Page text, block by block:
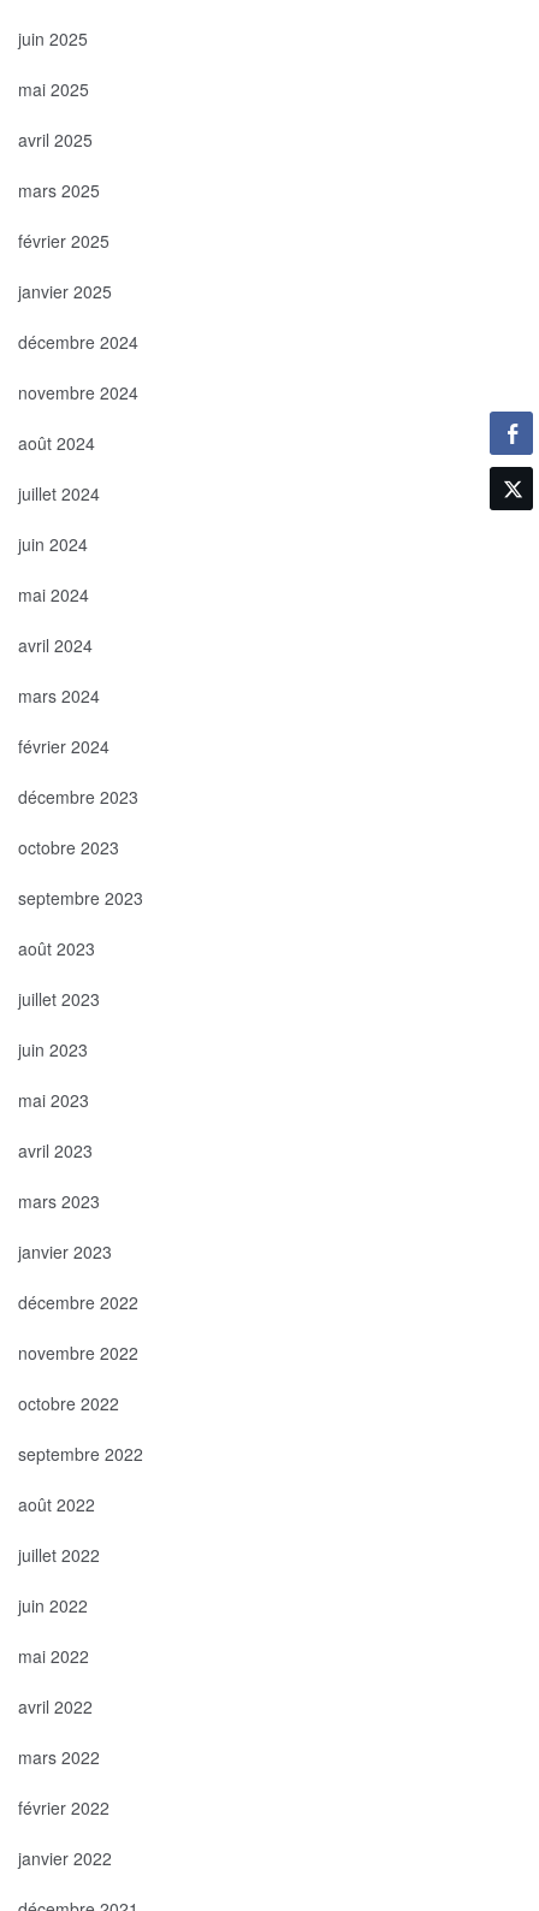
juin 2025
mai 2025
avril 2025
mars 2025
février 2025
janvier 2025
décembre 2024
novembre 2024
août 2024
juillet 2024
juin 2024
mai 2024
avril 2024
mars 2024
février 2024
décembre 2023
octobre 2023
septembre 2023
août 2023
juillet 2023
juin 2023
mai 2023
avril 2023
mars 2023
janvier 2023
décembre 2022
novembre 2022
octobre 2022
septembre 2022
août 2022
juillet 2022
juin 2022
mai 2022
avril 2022
mars 2022
février 2022
janvier 2022